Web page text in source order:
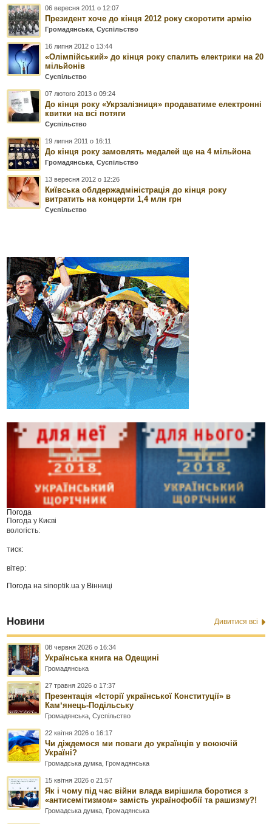
06 вересня 2011 о 12:07
Президент хоче до кінця 2012 року скоротити армію
Громадянська ,Суспільство
16 липня 2012 о 13:44
«Олімпійський» до кінця року спалить електрики на 20
мільйонів
Суспільство
07 лютого 2013 о 09:24
До кінця року «Укрзалізниця» продаватиме електронні
квитки на всі потяги
Суспільство
19 липня 2011 о 16:11
До кінця року замовлять медалей ще на 4 мільйона
Громадянська ,Суспільство
13 вересня 2012 о 12:26
Київська облдержадміністрація до кінця року
витратить на концерти 1,4 млн грн
Суспільство
Погода
Погода у Києві
вологість:
тиск:
вітер:
Погода наsinoptik.ua у Вінниці
Новини Дивитися всі
08 червня 2026 о 16:34
Українська книга на Одещині
Громадянська
27 травня 2026 о 17:37
Презентація «Історії української Конституції» в
Камʼянець-Подільську
Громадянська ,Суспільство
22 квітня 2026 о 16:17
Чи діждемося ми поваги до українців у воюючій
Україні?
Громадська думка Громадянська
15 квітня 2026 о 21:57
Як і чому під час війни влада вирішила боротися з
«антисемітизмом» замість українофобії та рашизму?!
Громадська думка Громадянська